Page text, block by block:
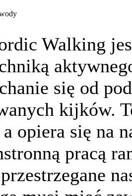
Walking
się od
kijków.
opiera się na
pracą